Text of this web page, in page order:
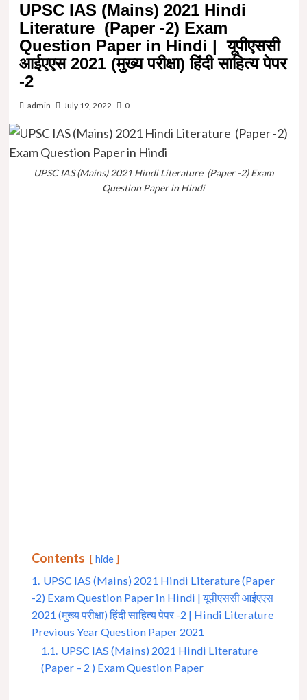
UPSC IAS (Mains) 2021 Hindi
Literature (Paper -2) Exam
Question Paper in Hindi | यूपीएससी
आईएएस 2021 (मुख्य परीक्षा) हिंदी साहित्य पेपर
-2
admin July 19, 2022 0
UPSC IAS (Mains) 2021 Hindi Literature (Paper -2) Exam
Question Paper in Hindi
Contents hide
1. UPSC IAS (Mains) 2021 Hindi Literature (Paper
-2) Exam Question Paper in Hindi | यूपीएससी आईएएस
2021 (मुख्य परीक्षा) हिंदी साहित्य पेपर -2 | Hindi Literature
Previous Year Question Paper 2021
1.1. UPSC IAS (Mains) 2021 Hindi Literature
(Paper – 2 ) Exam Question Paper